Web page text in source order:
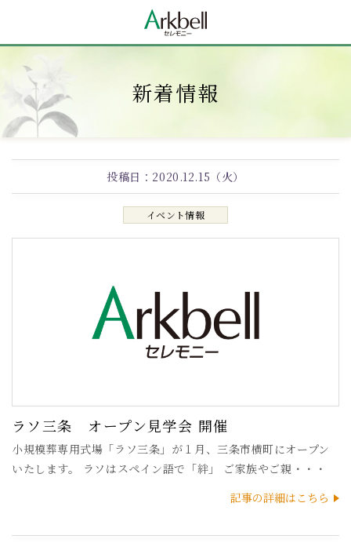
新着情報
イベント情報
投稿日： 2020.12.15（火）
ラソ三条 オープン見学会 開催
小規模葬専用式場「ラソ三条」が１月、三条市横町にオープン
いたします。 ラソはスペイン語で「絆」 ご家族やご親・・・
記事の詳細はこちら